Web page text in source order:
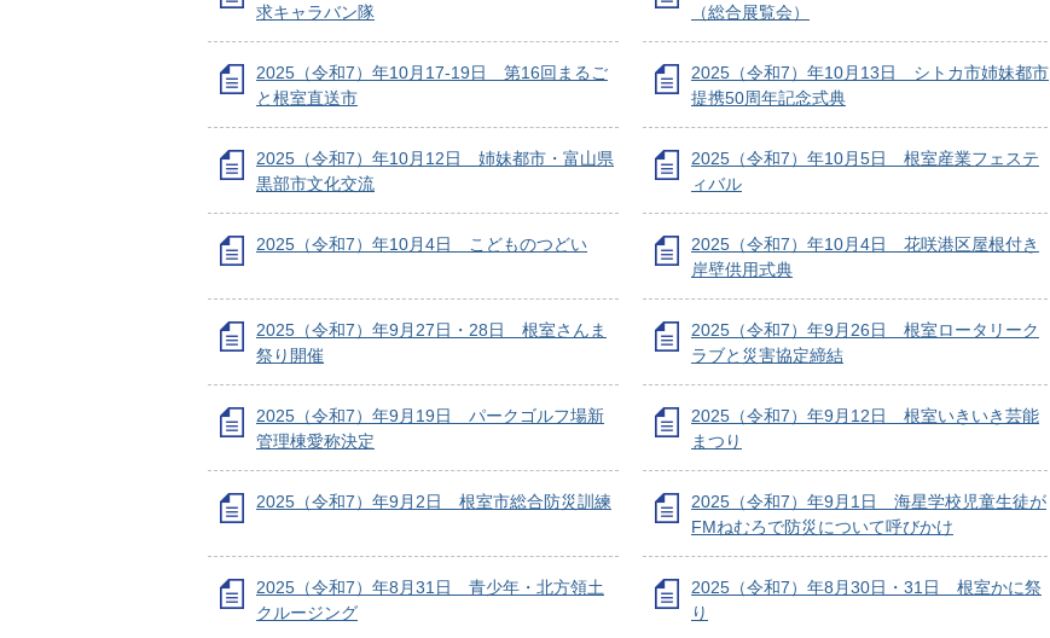
求キャラバン隊
（総合展覧会）
2025（令和7）年10月17-19日 第16回まるご
と根室直送市
2025（令和7）年10月13日 シトカ市姉妹都市
提携50周年記念式典
2025（令和7）年10月12日 姉妹都市・富山県
黒部市文化交流
2025（令和7）年10月5日 根室産業フェステ
ィバル
2025（令和7）年10月4日 こどものつどい
2025（令和7）年10月4日 花咲港区屋根付き
岸壁供用式典
2025（令和7）年9月27日・28日 根室さんま
祭り開催
2025（令和7）年9月26日 根室ロータリーク
ラブと災害協定締結
2025（令和7）年9月19日 パークゴルフ場新
管理棟愛称決定
2025（令和7）年9月12日 根室いきいき芸能
まつり
2025（令和7）年9月2日 根室市総合防災訓練
2025（令和7）年9月1日 海星学校児童生徒が
FMねむろで防災について呼びかけ
2025（令和7）年8月31日 青少年・北方領土
クルージング
2025（令和7）年8月30日・31日 根室かに祭
り